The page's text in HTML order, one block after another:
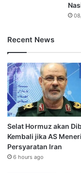
Recent News
Selat Hormuz akan
Kembali jika AS
Persyaratan Iran
6 hours ago